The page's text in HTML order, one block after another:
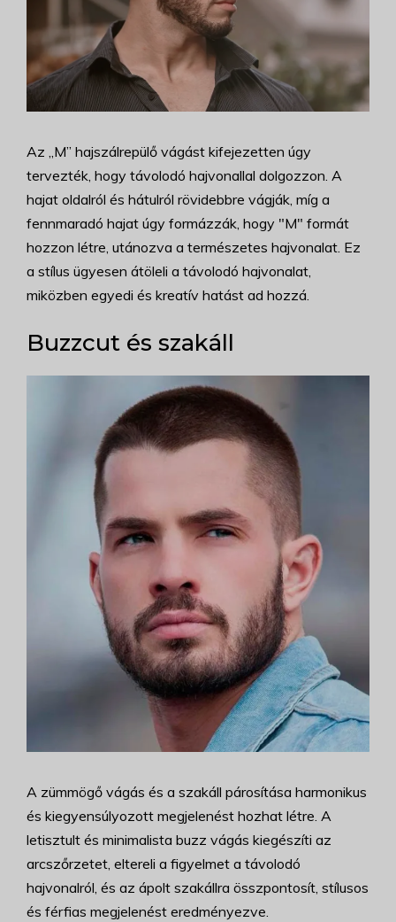
Az „M” hajszálrepülő vágást kifejezetten úgy
tervezték, hogy távolodó hajvonallal dolgozzon. A
hajat oldalról és hátulról rövidebbre vágják, míg a
fennmaradó hajat úgy formázzák, hogy "M" formát
hozzon létre, utánozva a természetes hajvonalat. Ez
a stílus ügyesen átöleli a távolodó hajvonalat,
miközben egyedi és kreatív hatást ad hozzá.
Buzzcut és szakáll
A zümmögő vágás és a szakáll párosítása harmonikus
és kiegyensúlyozott megjelenést hozhat létre. A
letisztult és minimalista buzz vágás kiegészíti az
arcszőrzetet, eltereli a figyelmet a távolodó
hajvonalról, és az ápolt szakállra összpontosít, stílusos
és férfias megjelenést eredményezve.